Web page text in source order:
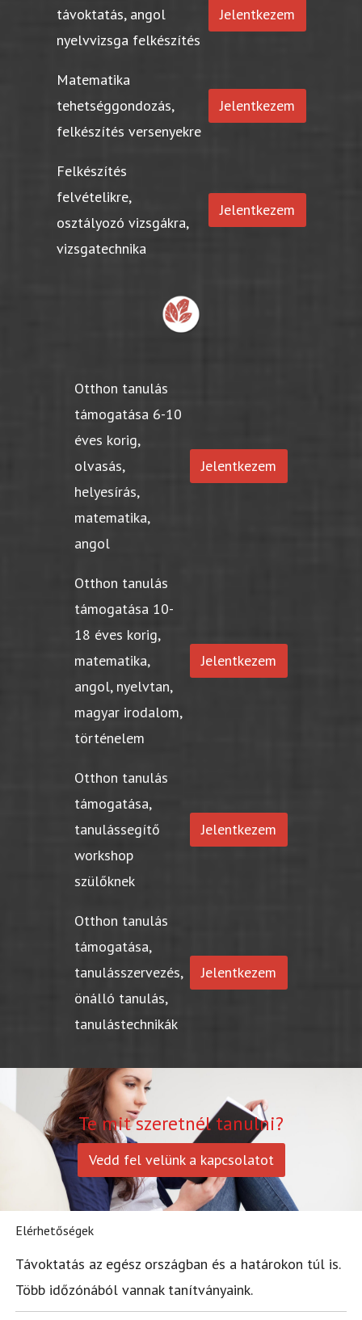
távoktatás, angol
nyelvvizsga felkészítés
Jelentkezem
Matematika
tehetséggondozás,
felkészítés versenyekre
Jelentkezem
Felkészítés
felvételikre,
osztályozó vizsgákra,
vizsgatechnika
Jelentkezem
Otthon tanulás
támogatása 6-10
éves korig,
olvasás,
helyesírás,
matematika,
angol
Jelentkezem
Otthon tanulás
támogatása 10-
18 éves korig,
matematika,
angol, nyelvtan,
magyar irodalom,
történelem
Jelentkezem
Otthon tanulás
támogatása,
tanulássegítő
workshop
szülőknek
Jelentkezem
Otthon tanulás
támogatása,
tanulásszervezés,
önálló tanulás,
tanulástechnikák
Jelentkezem
Te mit szeretnél tanulni?
Vedd fel velünk a kapcsolatot
Elérhetőségek
Távoktatás az egész országban és a határokon túl is.
Több időzónából vannak tanítványaink.